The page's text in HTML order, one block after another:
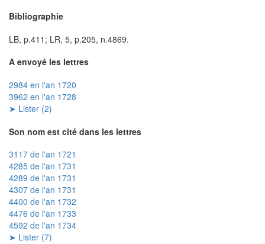
Bibliographie
LB, p.411; LR, 5, p.205, n.4869.
A envoyé les lettres
2984 en l'an 1720
3962 en l'an 1728
➤ Lister (2)
Son nom est cité dans les lettres
3117 de l'an 1721
4285 de l'an 1731
4289 de l'an 1731
4307 de l'an 1731
4400 de l'an 1732
4476 de l'an 1733
4592 de l'an 1734
➤ Lister (7)